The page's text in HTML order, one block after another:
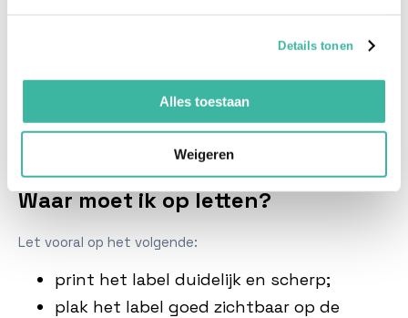
Details tonen
Alles toestaan
Weigeren
standaardproces. Zodra je zending bij ons binnenkomt,
klaargemaakt voor de gekozen vervoerder.
Zorg er wel voor dat het label goed leesbaar op je
zending zit. Als het label niet goed te scannen is, kan
dat wel voor vertraging zorgen.
Waar moet ik op letten?
Let vooral op het volgende:
print het label duidelijk en scherp;
plak het label goed zichtbaar op de